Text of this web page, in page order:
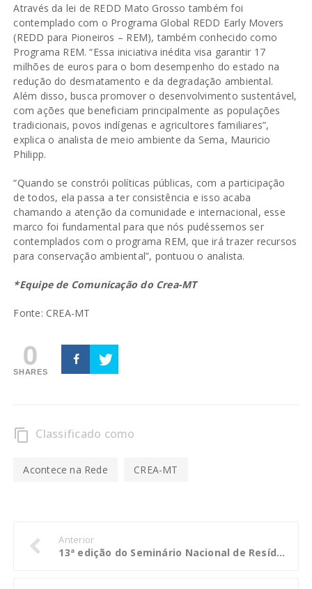
Através da lei de REDD Mato Grosso também foi
contemplado com o Programa Global REDD Early Movers
(REDD para Pioneiros – REM), também conhecido como
Programa REM. “Essa iniciativa inédita visa garantir 17
milhões de euros para o bom desempenho do estado na
redução do desmatamento e da degradação ambiental.
Além disso, busca promover o desenvolvimento sustentável,
com ações que beneficiam principalmente as populações
tradicionais, povos indígenas e agricultores familiares”,
explica o analista de meio ambiente da Sema, Mauricio
Philipp.
“Quando se constrói políticas públicas, com a participação
de todos, ela passa a ter consistência e isso acaba
chamando a atenção da comunidade e internacional, esse
marco foi fundamental para que nós pudéssemos ser
contemplados com o programa REM, que irá trazer recursos
para conservação ambiental”, pontuou o analista.
*Equipe de Comunicação do Crea-MT
Fonte: CREA-MT
0
SHARES
content_copy Classificado como
Acontece na Rede CREA-MT
Anterior
13ª edição do Seminário Nacional de Resíduos Sólidos será realizado em Cuiabá